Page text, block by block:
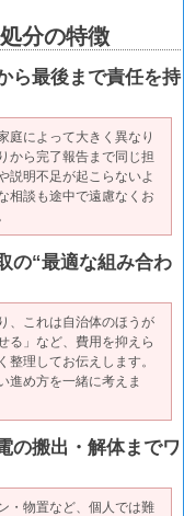
分の特徴
ら最後まで責任を持
庭によって大きく異なり
から完了報告まで同じ担
説明不足が起こらないよ
相談も途中で遠慮なくお
の“最適な組み合わ
、これは自治体のほうが
る」など、費用を抑えら
整理してお伝えします。
進め方を一緒に考えま
の搬出・解体までワ
・物置など、個人では難